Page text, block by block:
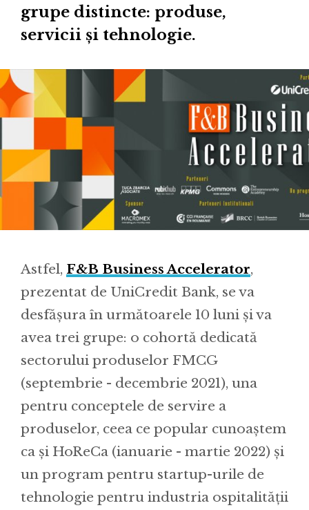
grupe distincte: produse,
servicii și tehnologie.
Astfel, F&B Business Accelerator,
prezentat de UniCredit Bank, se va
desfășura în următoarele 10 luni și va
avea trei grupe: o cohortă dedicată
sectorului produselor FMCG
(septembrie - decembrie 2021), una
pentru conceptele de servire a
produselor, ceea ce popular cunoaștem
ca și HoReCa (ianuarie - martie 2022) și
un program pentru startup-urile de
tehnologie pentru industria ospitalității